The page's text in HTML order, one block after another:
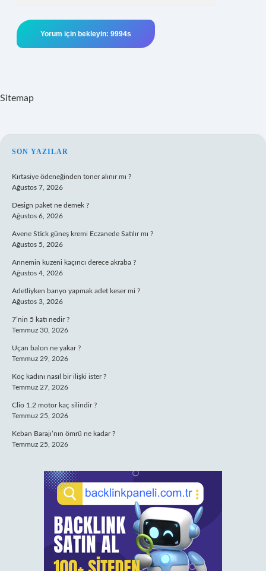
Sitemap
SIDEBAR
SON YAZILAR
Kırtasiye ödeneğinden toner alınır mı ?
Ağustos 7, 2026
Design paket ne demek ?
Ağustos 6, 2026
Avene Stick güneş kremi Eczanede Satılır mı ?
Ağustos 5, 2026
Annemin kuzeni kaçıncı derece akraba ?
Ağustos 4, 2026
Adetliyken banyo yapmak adet keser mi ?
Ağustos 3, 2026
7’nin 5 katı nedir ?
Temmuz 30, 2026
Uçan balon ne yakar ?
Temmuz 29, 2026
Koç kadını nasıl bir ilişki ister ?
Temmuz 27, 2026
Clio 1.2 motor kaç silindir ?
Temmuz 25, 2026
Keban Barajı’nın ömrü ne kadar ?
Temmuz 25, 2026